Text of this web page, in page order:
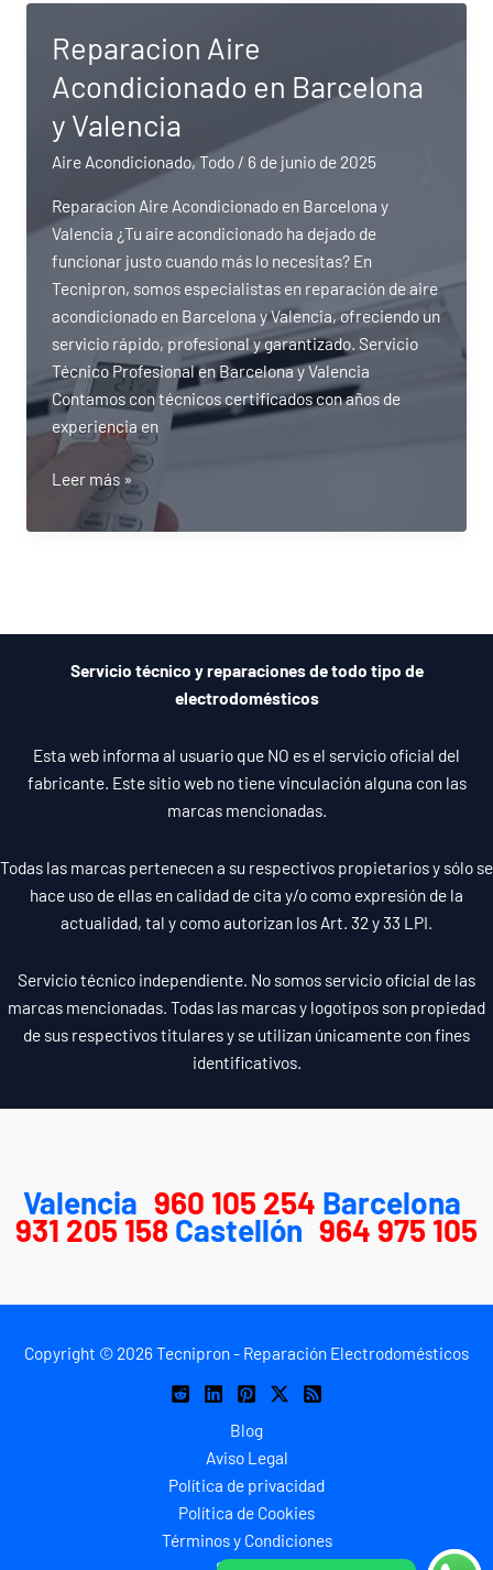
Aire
Acondicionado
Reparacion Aire
Acondicionado en Barcelona
y Valencia
Aire Acondicionado,Todo / 6 de junio de 2025
Reparacion Aire Acondicionado en Barcelona y
Valencia ¿Tu aire acondicionado ha dejado de
funcionar justo cuando más lo necesitas? En
Tecnipron, somos especialistas en reparación de aire
acondicionado en Barcelona y Valencia, ofreciendo un
servicio rápido, profesional y garantizado. Servicio
Técnico Profesional en Barcelona y Valencia
Contamos con técnicos certificados con años de
experiencia en
Reparacion
Acondicionado
Leer más »
Servicio técnico y reparaciones de todo tipo de
electrodomésticos
Esta web informa al usuario que NO es el servicio oficial del
fabricante. Este sitio web no tiene vinculación alguna con las
marcas mencionadas.
Todas las marcas pertenecen a su respectivos propietarios y sólo se
hace uso de ellas en calidad de cita y/o como expresión de la
actualidad, tal y como autorizan los Art. 32 y 33 LPI.
Servicio técnico independiente. No somos servicio oficial de las
marcas mencionadas. Todas las marcas y logotipos son propiedad
de sus respectivos titulares y se utilizan únicamente con fines
identificativos.
Valencia 960 105 254 Barcelona
931 205 158 Castellón 964 975 105
Copyright © 2026 Tecnipron - Reparación Electrodomésticos
Blog
Aviso Legal
Política de privacidad
Política de Cookies
Términos y Condiciones